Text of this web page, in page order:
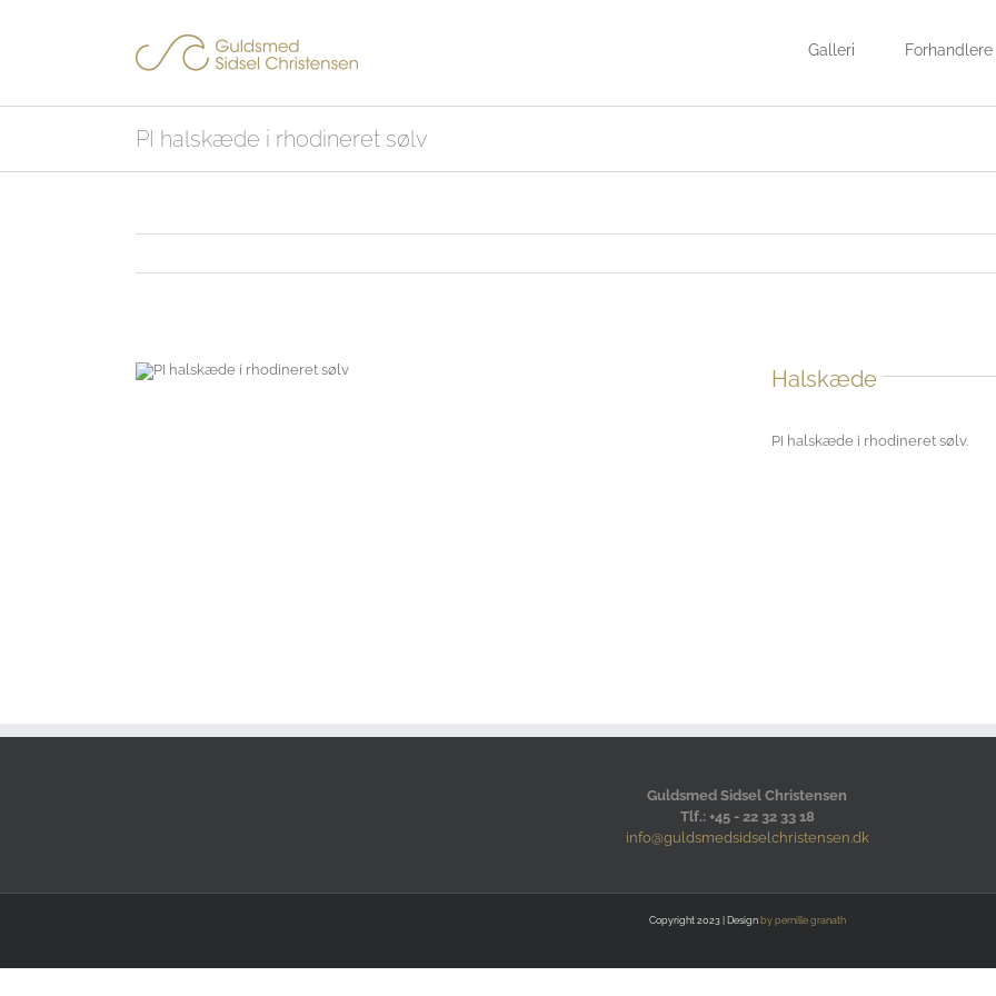
Galleri Forhandlere
PI halskæde i rhodineret sølv
Halskæde
PI halskæde i rhodineret sølv.
Guldsmed Sidsel Christensen
Tlf.: +45 - 22 32 33 18
info@guldsmedsidselchristensen.dk
Copyright 2023 | Design by pernille granath